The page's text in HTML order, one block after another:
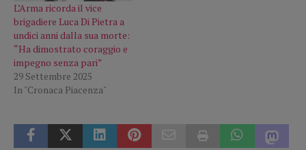
L’Arma ricorda il vice
brigadiere Luca Di Pietra a
undici anni dalla sua morte:
“Ha dimostrato coraggio e
impegno senza pari”
29 Settembre 2025
In "Cronaca Piacenza"